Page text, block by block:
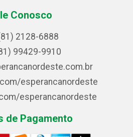
Conosco
2128-6888
99429-9910
esperancanordeste
esperancanordeste
de Pagamento